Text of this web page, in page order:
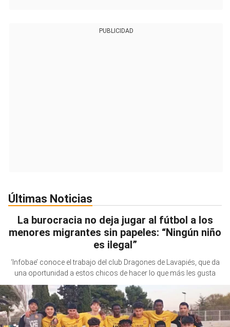
PUBLICIDAD
Últimas Noticias
La burocracia no deja jugar al fútbol a los
menores migrantes sin papeles: “Ningún niño
es ilegal”
‘Infobae’ conoce el trabajo del club Dragones de Lavapiés, que da
una oportunidad a estos chicos de hacer lo que más les gusta